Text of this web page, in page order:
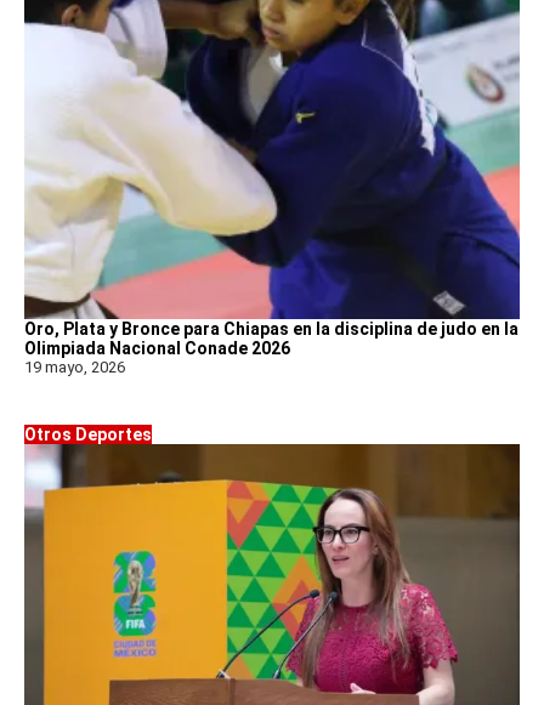
Oro, Plata y Bronce para Chiapas en la disciplina de judo en la
Olimpiada Nacional Conade 2026
19 mayo, 2026
Otros Deportes